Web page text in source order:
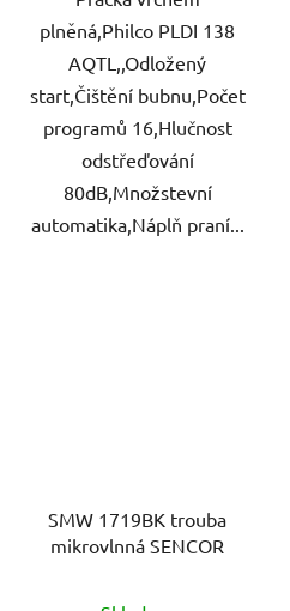
plněná,Philco PLDI 138
AQTL,,Odložený
start,Čištění bubnu,Počet
programů 16,Hlučnost
odstřeďování
80dB,Množstevní
automatika,Náplň praní...
SMW 1719BK trouba
mikrovlnná SENCOR